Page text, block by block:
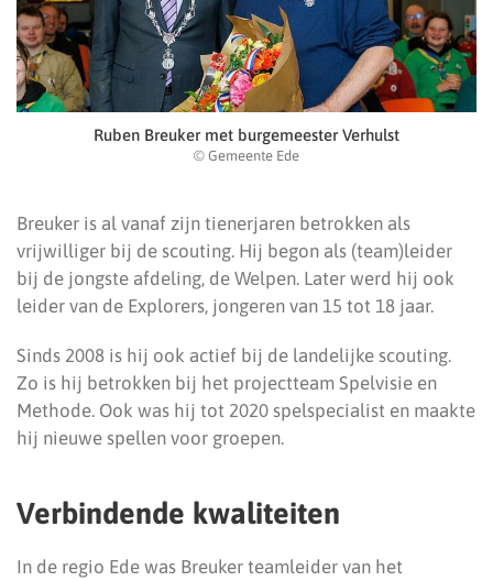
Ruben Breuker met burgemeester Verhulst
© Gemeente Ede
Breuker is al vanaf zijn tienerjaren betrokken als
vrijwilliger bij de scouting. Hij begon als (team)leider
bij de jongste afdeling, de Welpen. Later werd hij ook
leider van de Explorers, jongeren van 15 tot 18 jaar.
Sinds 2008 is hij ook actief bij de landelijke scouting.
Zo is hij betrokken bij het projectteam Spelvisie en
Methode. Ook was hij tot 2020 spelspecialist en maakte
hij nieuwe spellen voor groepen.
Verbindende kwaliteiten
In de regio Ede was Breuker teamleider van het